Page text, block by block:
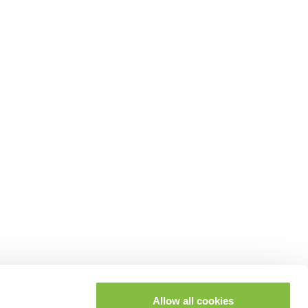
Allow all cookies